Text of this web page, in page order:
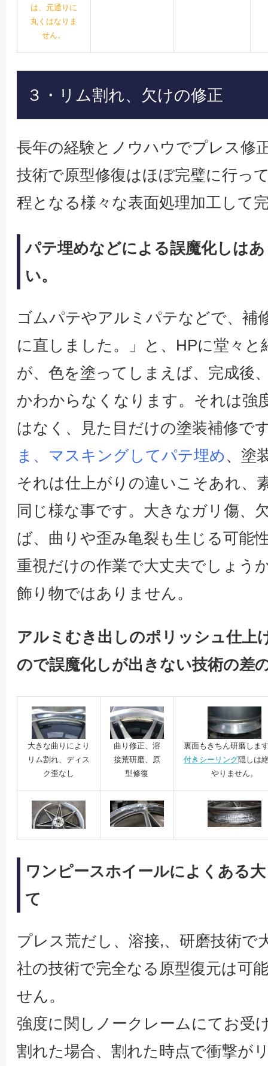
は、元通りに
丸くはなりま
せん。
３・リム割れ、欠けの修正
長年の経験とノウハウでプレス修
技術で原型修復はほぼ完璧に行っ
程となる様々な表面処理加工して
パテ埋めなどによる誤魔化しは
い。
ゴムパテやアルミパテなどで、補
に直しました。」と、HPに堂々
が、色を塗ってしまえば、完成後
かわからなくなります。それは強
はなく、見た目だけの塗装補修で
ま、マスキングしてパテ埋め 、
それは仕上がりの違いこそあれ、
同じ様な事です。大きなガリ傷、
ば、曲りや歪み亀裂も生じる可能
重視だけの作業で大丈夫でしょう
飾り物ではありません。
アルミむき出しのポリッシュ仕上
ので誤魔化しが出きない技術の差
大きな曲りにより
リム割れ、ディス
ク歪なし
曲り修正、溶
接荒研磨、原
型修復
裏面もきちん研磨しま
付きシーリング隠しは
やりません。
ワンピースホイールによくある
て
プレス荒だし、溶接,、研磨技術で
社の技術で完全なる原型復元は可
せん。
強度に関しノークレームにてお受
割れた場合、割れた時点で衝撃が